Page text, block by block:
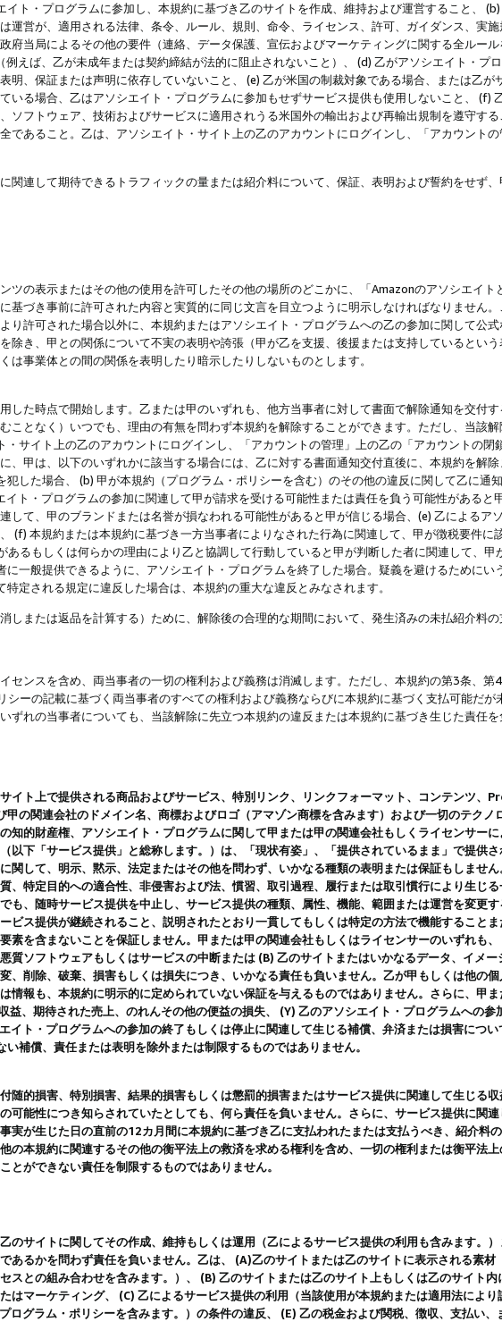
ト・プログラムに参加し、本規約に基づき乙のサイトを作成、維持および運営すること、
運営が、適用される法律、条令、ルール、規則、命令、ライセンス、許可、ガイダンス、実
府当局によるその他の要件（連絡、データ保護、宣伝およびマーケティングに関する全ルー
えば、乙が未成年または契約締結が法的に阻止されないこと）、 (d) 乙がアソシエイト・プ
明、保証または声明に依存していないこと、 (e) 乙が米国の制裁対象である場合、または乙が
いる場合、乙はアソシエイト・プログラムに参加もせずサービス提供も使用しないこと、 (f)
ソフトウェア、技術およびサービスに適用されうる米国外の輸出および再輸出規制を遵守す
であること。乙は、アソシエイト・サイト上の乙のアカウントにログインし、「アカウント
関連して期待できるトラフィックの量または紹介料について、保証、表明および誓約をせず
ツの表示またはその他の使用を許可したその他の場所のどこかに、「Amazonのアソシエイト
基づき事前に許可された内容と実質的に同じ文言を目立つように明示しなければなりません。
り許可された場合以外に、本規約またはアソシエイト・プログラムへの乙の参加に関して公
除き、甲との関係について不実の表明や誇張（甲が乙を支援、後援または支持しているとい
事業体との間の関係を表明したり暗示したりしないものとします。
した時点で開始します。乙または甲のいずれも、他方当事者に対して書面で解除通知を交付
となく）いつでも、理由の有無を問わず本規約を解除することができます。ただし、当該解
サイト上の乙のアカウントにログインし、「アカウントの管理」上の乙の「アカウントの閉
、甲は、以下のいずれかに該当する場合には、乙に対する書面通知交付直後に、本規約を解
犯した場合、 (b) 甲が本規約（プログラム・ポリシーを含む）のその他の違反に関して乙に通
ト・プログラムの参加に関連して甲が請求を受ける可能性または責任を負う可能性があると
して、甲のブランドまたは名誉が損なわれる可能性があると甲が信じる場合、(e) 乙によるア
(f) 本規約または本規約に基づき一方当事者によりなされた行為に関連して、甲が徴税要件に
るもしくは何らかの理由により乙と協調して行動していると甲が判断した者に関連して、甲
に一般提供できるように、アソシエイト・プログラムを終了した場合。疑義を避けるためにい
定される規定に違反した場合は、本規約の重大な違反とみなされます。
しまたは返品を計算する）ために、解除後の合理的な期間において、発生済みの未払紹介料
センスを含め、両当事者の一切の権利および義務は消滅します。ただし、本規約の第3条、第4
ーの記載に基づく両当事者のすべての権利および義務ならびに本規約に基づく支払可能だが
ずれの当事者についても、当該解除に先立つ本規約の違反または本規約に基づき生じた責任
イト上で提供される商品およびサービス、特別リンク、リンクフォーマット、コンテンツ
の関連会社のドメイン名、商標およびロゴ（アマゾン商標を含みます）および一切のテクノ
知的財産権、アソシエイト・プログラムに関して甲または甲の関連会社もしくライセンサー
以下「サービス提供」と総称します。）は、「現状有姿」、「提供されているまま」で提供
関して、明示、黙示、法定またはその他を問わず、いかなる種類の表明または保証もしませ
特定目的への適合性、非侵害および法、慣習、取引過程、履行または取引慣行により生じる
、随時サービス提供を中止し、サービス提供の種類、属性、機能、範囲または運営を変更す
ビス提供が継続されること、説明されたとおり一貫してもしくは特定の方法で機能すること
素を含まないことを保証しません。甲または甲の関連会社もしくはライセンサーのいずれも
質ソフトウェアもしくはサービスの中断または (B) 乙のサイトまたはいかなるデータ、イメ
、削除、破棄、損害もしくは損失につき、いかなる責任も負いません。乙が甲もしくは他の
情報も、本規約に明示的に定められていない保証を与えるものではありません。さらに、甲
益、期待された売上、のれんその他の便益の損失、 (Y) 乙のアソシエイト・プログラムへの参
ト・プログラムへの参加の終了もしくは停止に関連して生じる補償、弁済または損害につ
補償、責任または表明を除外または制限するものではありません。
的損害、特別損害、結果的損害もしくは懲罰的損害またはサービス提供に関連して生じる収
可能性につき知らされていたとしても、何ら責任を負いません。さらに、サービス提供に関
実が生じた日の直前の12カ月間に本規約に基づき乙に支払われたまたは支払うべき、紹介料
の本規約に関連するその他の衡平法上の救済を求める権利を含め、一切の権利または衡平法
ができない責任を制限するものではありません。
のサイトに関してその作成、維持もしくは運用（乙によるサービス提供の利用も含みます。
あるかを問わず責任を負いません。乙は、 (A)乙のサイトまたは乙のサイトに表示される素材
スとの組み合わせを含みます。）、 (B) 乙のサイトまたは乙のサイト上もしくは乙のサイト
はマーケティング、 (C) 乙によるサービス提供の利用（当該使用が本規約または適用法により
ログラム・ポリシーを含みます。）の条件の違反、 (E) 乙の税金および関税、徴収、支払い、